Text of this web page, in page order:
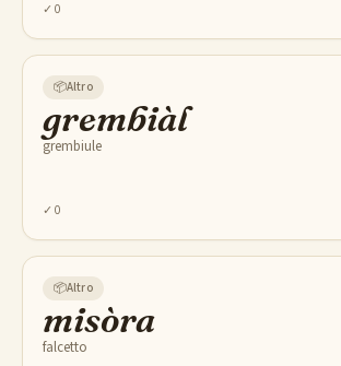
✓ 0
📦Altro
grembiàl
grembiule
✓ 0
📦Altro
misòra
falcetto